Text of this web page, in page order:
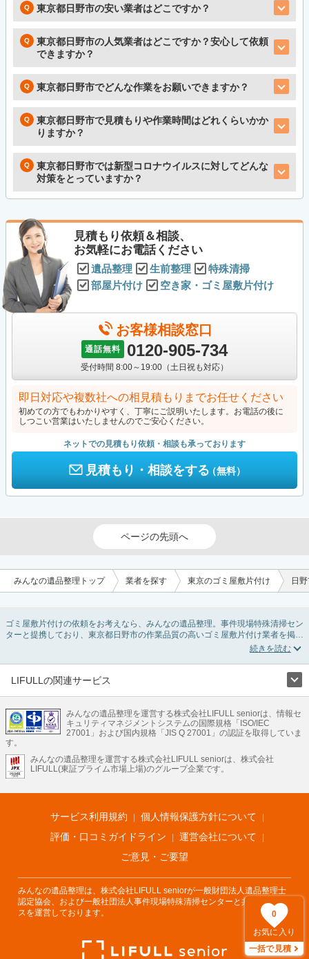
東京都日野市の安い業者はどこですか？
東京都日野市の人気業者はどこですか？安心して依頼
できますか？
東京都日野市でどんな作業をお願いできますか？
東京都日野市で見積もりや作業時間はどれくらいかか
りますか？
東京都日野市では新型コロナウイルスに対してどんな
対策をとっていますか？
0
お気に入り
一括で見積
見積もり依頼＆相談、
お気軽にお電話ください
遺品整理 生前整理
特殊清掃
部屋片付け
空き家・ゴミ屋敷片付け
お客様相談窓口
通話無料 0120-905-734
受付時間 8:00～19:00（土日祝も対応）
即日対応や複数社への相見積もりまでお任せください
初めての方でもわかりやすく、丁寧にご説明いたします。お電話の後に
しつこい営業はいたしませんのでご安心ください。
ネットでの見積もり依頼・相談も承っております
見積もり・相談をする（無料）
ページの先頭へ
みんなの遺品整理トップ 業者を探す 東京のゴミ屋敷片付け 日
ゴミ屋敷片付けの依頼をお考えなら、みんなの遺品整理。事件現場特殊清掃セン
ターと提携しており、東京都日野市の作業品質の高いゴミ屋敷片付け業者を掲載
しています。汚部屋の片付けに伴う不用品の処分・回収・引き取りから、外虫の
条件を利用し検索してみましょう。ゴミ屋敷になってしまう方は高齢で体力的に
掃除するのが難しい、認知症やセルフネグレクトになってしまう、精神的なスト
またお役立ち情報も豊富なので、部屋を埋めつくす大量のゴミを自力で片付ける
方法についてもチェックしてみてください。
LIFULLの関連サービス
不動産・住宅 引越し 老人ホーム 地方創生
ママの就労支援
不動産クラウドファンディング 遺品整理 老後の暮らし情報
LIFULL HOME'Sのサービス
不動産・住宅
不動産査定 マンション専門売却査定 不動産投資 アドバイザー
不動産アーカイブ
空き家バンク 家賃相場 不動産会社
まちむすび
不動産用語集 住まいのお役立ち情報
LIFULL HOME'S PRESS
アプリ 不動産データ 不動産転職
みんなの遺品整理を運営する株式会社LIFULL seniorは、情報セ
キュリティマネジメントシステムの国際規格「ISO/IEC
27001」および国内規格「JIS Q 27001」の認証を取得していま
す。
みんなの遺品整理を運営する株式会社LIFULL seniorは、株式会社
LIFULL(東証プライム市場上場)のグループ企業です。
サービス利用規約
個人情報保護方針について
評価・口コミガイドライン
運営会社について
ご意見・ご要望
みんなの遺品整理は、株式会社LIFULL seniorが一般財団法人遺品整理士
認定協会、および一般社団法人事件現場特殊清掃センターと共同でサービ
スを運営しております。